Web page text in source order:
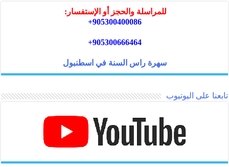
للمراسلة والحجز أو الإستفسار:
905300400086+
905300666464+
سهرة راس السنة في اسطنبول
تابعنا على اليوتيوب